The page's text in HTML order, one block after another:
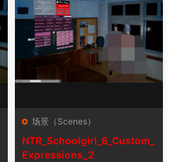
场景（Scenes）
NTR_Schoolgirl_8_Custom_
Expressions_2